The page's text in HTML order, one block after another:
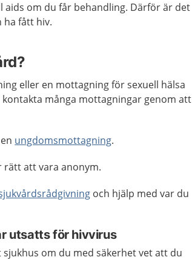
om du får behandling. Därför är det
fått hiv.
eller en mottagning för sexuell hälsa
många mottagningar genom att
ungdomsmottagning.
rätt att vara anonym.
och hjälp med var du
utsatts för hivvirus
om du med säkerhet vet att du